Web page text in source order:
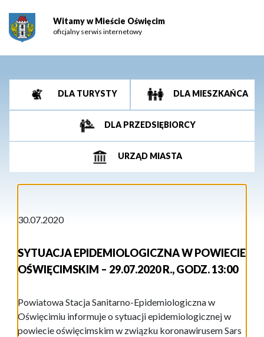
Witamy w Mieście Oświęcim
oficjalny serwis internetowy
DLA TURYSTY DLA MIESZKAŃCA
DLA PRZEDSIĘBIORCY
URZĄD MIASTA
30.07.2020
SYTUACJA EPIDEMIOLOGICZNA W POWIECIE
OŚWIĘCIMSKIM – 29.07.2020 R., GODZ. 13:00
Powiatowa Stacja Sanitarno-Epidemiologiczna w
Oświęcimiu informuje o sytuacji epidemiologicznej w
powiecie oświęcimskim w związku koronawirusem Sars